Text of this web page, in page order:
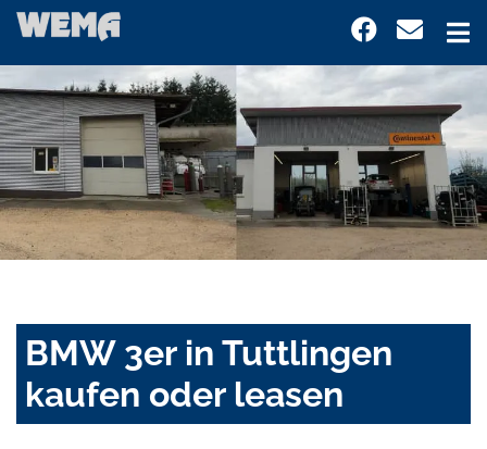
BMW 3er in Tuttlingen
kaufen oder leasen